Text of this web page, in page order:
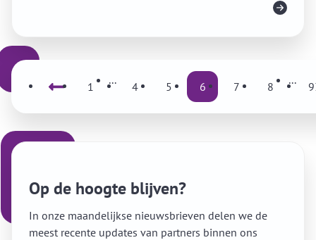
Vorige 1 ... 4 5 6 7 8 ...
Op de hoogte blijven?
In onze maandelijkse nieuwsbrieven delen we de
meest recente updates van partners binnen ons